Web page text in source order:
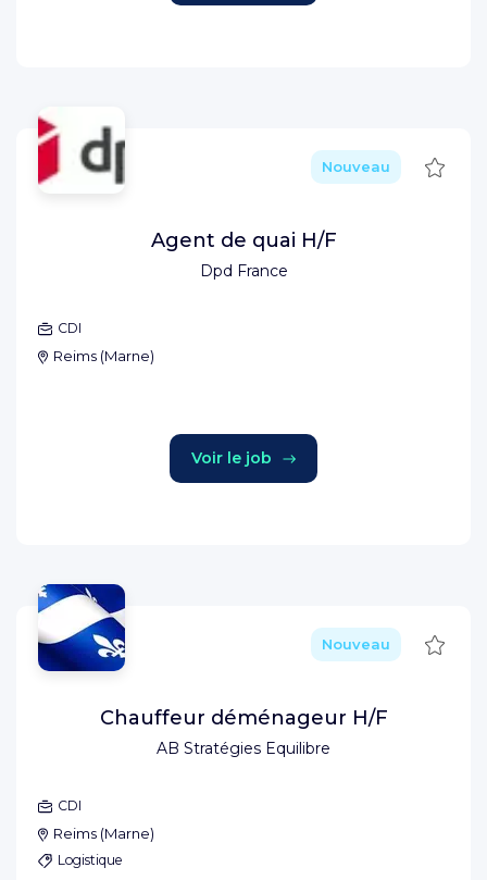
Dpd France
Nouveau
Agent de quai H/F
CDI
Reims (Marne)
Voir le job
AB Stratégies Equilibre
Nouveau
Chauffeur déménageur H/F
CDI
Reims (Marne)
Logistique